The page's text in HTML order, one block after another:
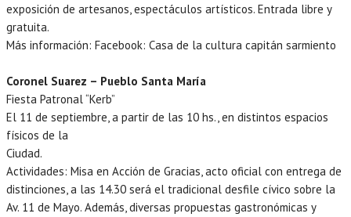
exposición de artesanos, espectáculos artísticos. Entrada libre y
gratuita.
Más información: Facebook: Casa de la cultura capitán sarmiento
Coronel Suarez – Pueblo Santa María
Fiesta Patronal “Kerb”
El 11 de septiembre, a partir de las 10 hs., en distintos espacios
físicos de la
Ciudad.
Actividades: Misa en Acción de Gracias, acto oficial con entrega de
distinciones, a las 14.30 será el tradicional desfile cívico sobre la
Av. 11 de Mayo. Además, diversas propuestas gastronómicas y